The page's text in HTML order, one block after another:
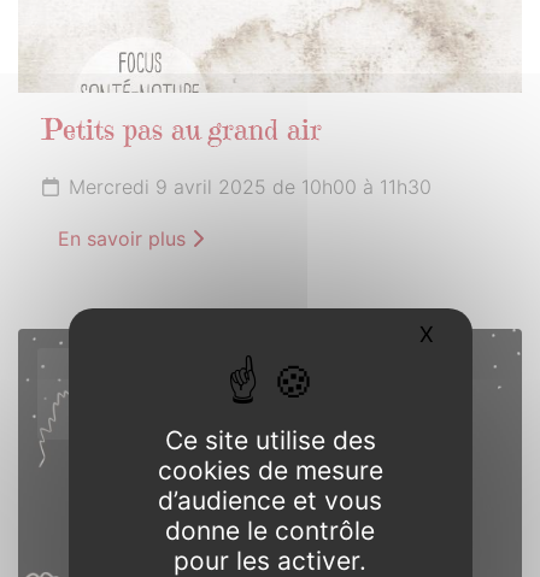
Petits pas au grand air
Mercredi 9 avril 2025 de 10h00 à 11h30
En savoir plus
Ce site utilise des
cookies de mesure
d’audience et vous
donne le contrôle
pour les activer.
X Masquer